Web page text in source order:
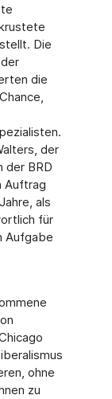
Die
die
der
der BRD
Auftrag
als
für
Aufgabe
ohne
zu